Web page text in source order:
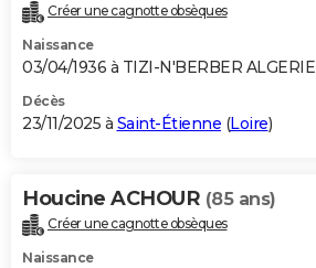
Créer une cagnotte obsèques
Naissance
03/04/1936 à TIZI-N'BERBER ALGERIE
Décès
23/11/2025 à Saint-Étienne (Loire)
Houcine ACHOUR (85 ans)
Créer une cagnotte obsèques
Naissance